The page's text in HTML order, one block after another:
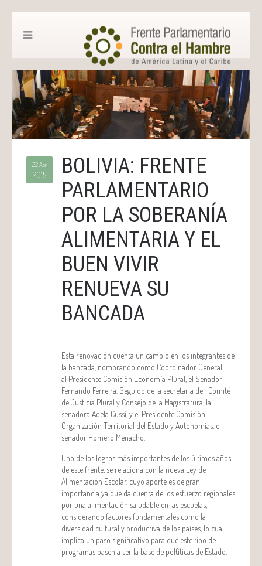
22 Abr
2015
BOLIVIA: FRENTE
PARLAMENTARIO
POR LA SOBERANÍA
ALIMENTARIA Y EL
BUEN VIVIR
RENUEVA SU
BANCADA
Esta renovación cuenta un cambio en los integrantes de
la bancada, nombrando como Coordinador General
al Presidente Comisión Economía Plural, el Senador
Fernando Ferreira. Seguido de la secretaria del Comité
de Justicia Plural y Consejo de la Magistratura, la
senadora Adela Cussi, y el Presidente Comisión
Organización Territorial del Estado y Autonomías, el
senador Homero Menacho.
Uno de los logros más importantes de los últimos años
de este frente, se relaciona con la nueva Ley de
Alimentación Escolar, cuyo aporte es de gran
importancia ya que da cuenta de los esfuerzo regionales
por una alimentación saludable en las escuelas,
considerando factores fundamentales como la
diversidad cultural y productiva de los países, lo cual
implica un paso significativo para que este tipo de
programas pasen a ser la base de pol{iticas de Estado.